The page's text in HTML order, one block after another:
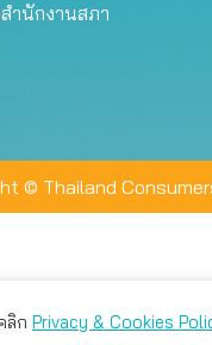
ำนักงานสภา
© Thailand
ลิก Privacy & Cookies
ามารถเลือกตั้งค่าความเ